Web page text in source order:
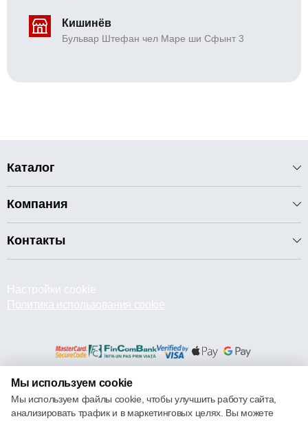
Кишинёв
Бульвар Штефан чел Маре ши Сфынт 3
Каталог
Компания
Контакты
Настройки cookie
Политика использования cookie
© 2013 – 2026 ECOM
Мы используем cookie
Мы используем файлы cookie, чтобы улучшить работу сайта,
анализировать трафик и в маркетинговых целях. Вы можете